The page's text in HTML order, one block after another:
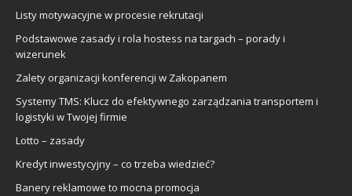
Listy motywacyjne w procesie rekrutacji
Podstawowe zasady i rola hostess na targach – porady i
wizerunek
Zalety organizacji konferencji w Zakopanem
Systemy TMS: Klucz do efektywnego zarządzania transportem i
logistyki w Twojej firmie
Lotto – zasady
Kredyt inwestycyjny – co trzeba wiedzieć?
Banery reklamowe to mocna promocja